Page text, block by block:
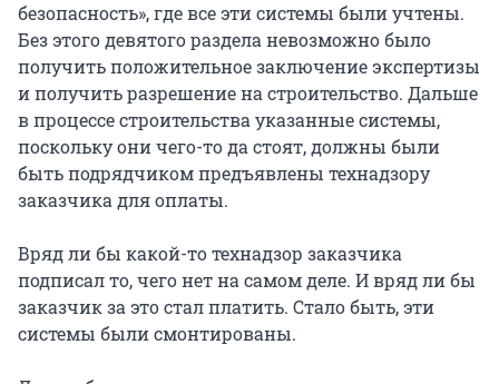
безопасность», где все эти системы были учтены.
Без этого девятого раздела невозможно было
получить положительное заключение экспертизы
и получить разрешение на строительство. Дальше
в процессе строительства указанные системы,
поскольку они чего-то да стоят, должны были
быть подрядчиком предъявлены технадзору
заказчика для оплаты.
Вряд ли бы какой-то технадзор заказчика
подписал то, чего нет на самом деле. И вряд ли бы
заказчик за это стал платить. Стало быть, эти
системы были смонтированы.